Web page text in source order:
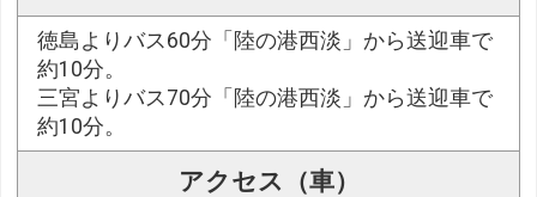
徳島よりバス60分「陸の港西淡」から送迎車で
約10分。
三宮よりバス70分「陸の港西淡」から送迎車で
約10分。
アクセス（車）